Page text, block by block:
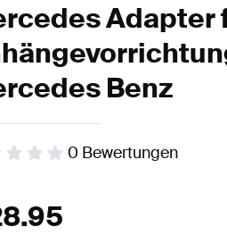
Adapter
Benz
0 Bewertungen